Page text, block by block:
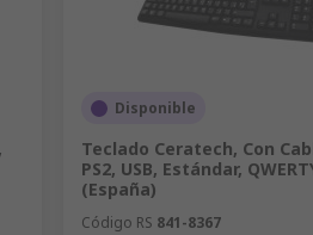
Disponible
Teclado Ceratech, Con
PS2, USB, Estándar,
(España)
Código RS 841-8367